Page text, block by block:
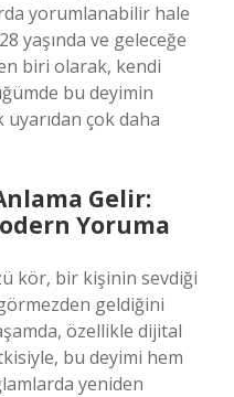
yorumlanabilir hale
yaşında ve geleceğe
biri olarak, kendi
bu deyimin
çok daha
Gelir:
Yoruma
kör, bir kişinin sevdiği
geldiğini
özellikle dijital
bu deyimi hem
yeniden